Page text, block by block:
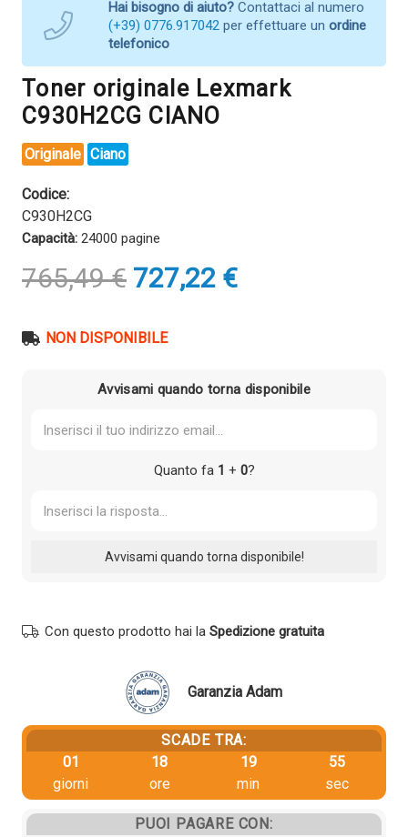
Hai bisogno di aiuto? Contattaci al numero
(+39) 0776.917042 per effettuare un ordine
telefonico
Toner originale Lexmark
C930H2CG CIANO
Originale Ciano
Codice:
C930H2CG
Capacità: 24000 pagine
765,49€ Il
prezzo
era:
727,22 €Il
prezzo
NON DISPONIBILE
Avvisami quando torna disponibile
Quanto fa 1 + 0?
Con questo prodotto hai la Spedizione gratuita
Garanzia Adam
SCADE TRA:
01
giorni
18
ore
19
min
54
sec
PUOI PAGARE CON: